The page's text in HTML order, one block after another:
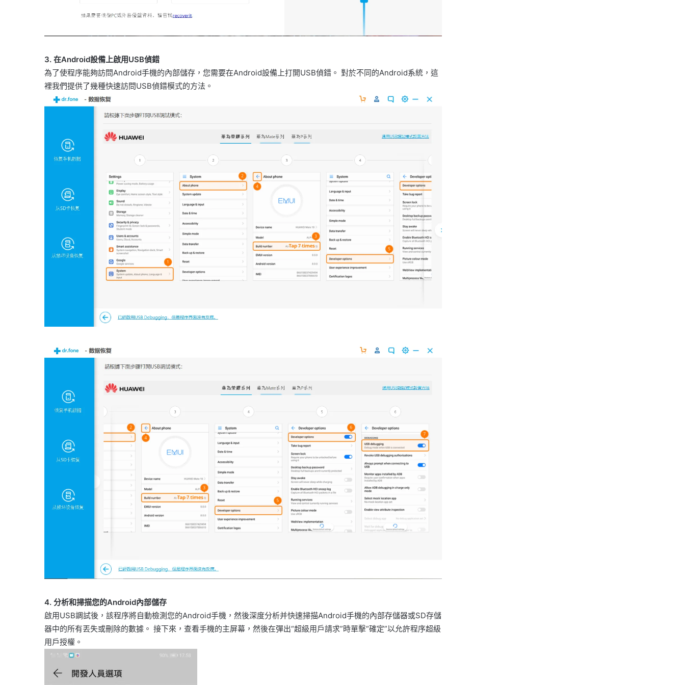
3. 在Android設備上啟用USB偵錯
為了使程序能夠訪問Android手機的內部儲存，您需要在Android設備上打開USB偵錯。 對於不同的Android系統，這
裡我們提供了幾種快速訪問USB偵錯模式的方法。
4. 分析和掃描您的Android內部儲存
啟用USB調試後，該程序將自動檢測您的Android手機，然後深度分析并快速掃描Android手機的內部存儲器或SD存儲
器中的所有丟失或刪除的數據。 接下來，查看手機的主屏幕，然後在彈出“超級用戶請求”時單擊“確定”以允許程序超級
用戶授權。